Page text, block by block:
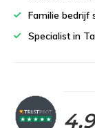
Familie bedrijf
Specialist in
4,9